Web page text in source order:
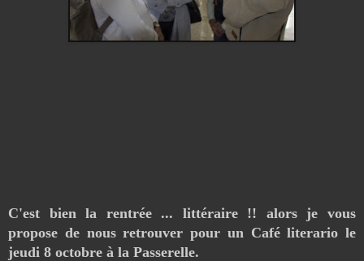
C'est bienla rentrée ... littéraire !! alors je vous
propose de nous retrouver pour un Café literario le
jeudi 8 octobre à la Passerelle.